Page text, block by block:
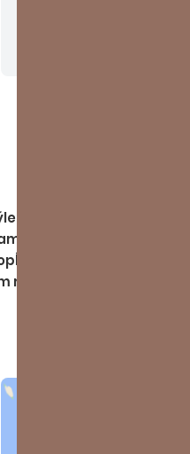
ktorá dodáva celému
v historickom centre
Atmosféru
pozývajú na